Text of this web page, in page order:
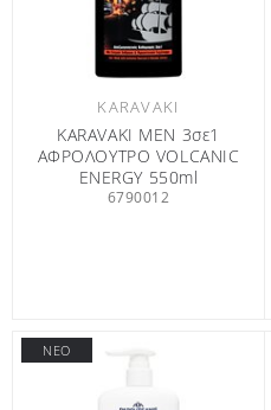
KARAVAKI
KARAVAKI MEN 3σε1
ΑΦΡΟΛΟΥΤΡΟ VOLCANIC
ENERGY 550ml
6790012
ΝΕΟ